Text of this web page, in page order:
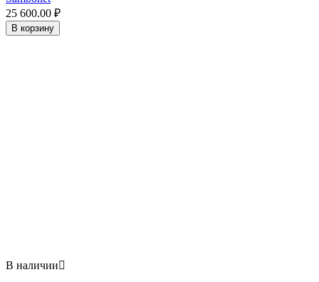
25 600.00 ₽
В корзину
В наличии